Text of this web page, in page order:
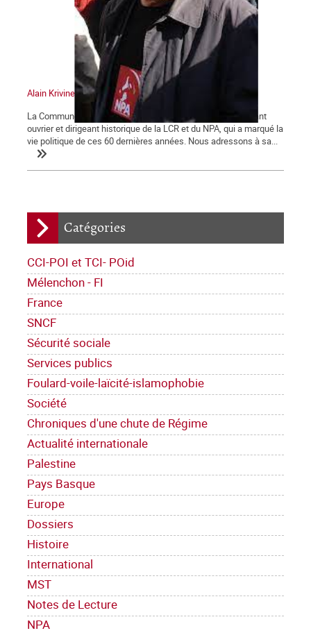
Catégories
CCI-POI et TCI- POid
Mélenchon - FI
France
SNCF
Sécurité sociale
Services publics
Foulard-voile-laïcité-islamophobie
Société
Chroniques d'une chute de Régime
Actualité internationale
Palestine
Pays Basque
Europe
Dossiers
Histoire
International
MST
Notes de Lecture
NPA
Alain Krivine
La Commune tient à saluer la mémoire d'Alain Krivine, militant
ouvrier et dirigeant historique de la LCR et du NPA, qui a marqué la
vie politique de ces 60 dernières années. Nous adressons à sa...